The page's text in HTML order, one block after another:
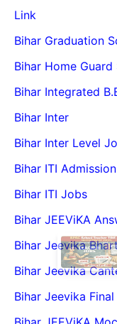
Link
Bihar Graduation
Bihar Home
Bihar Integrated
Bihar Inter
Bihar Inter Level
Bihar ITI
Bihar ITI Jobs
Bihar JEEViKA
Bihar Jeevika
Bihar Jeevika
Bihar Jeevika